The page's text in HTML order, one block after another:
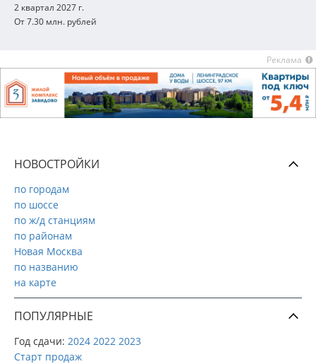
2 квартал 2027 г.
От 7.30 млн. рублей
Реклама
НОВОСТРОЙКИ
по городам
по шоссе
по ж/д станциям
по районам
Новая Москва
по названию
на карте
ПОПУЛЯРНЫЕ
Год сдачи: 2024 2022 2023
Старт продаж